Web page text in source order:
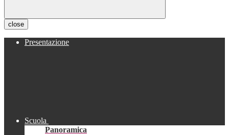
close
Presentazione
Scuola
Panoramica